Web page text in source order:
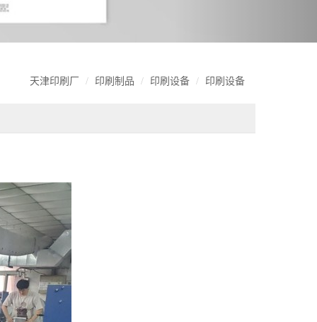
天津印刷厂 印刷制品 印刷设备 印刷设备